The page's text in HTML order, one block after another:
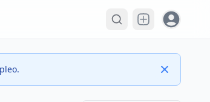
Open user
Close